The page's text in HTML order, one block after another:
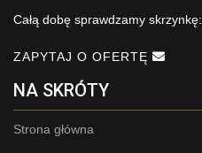
Całą dobę sprawdzamy skrzynkę:
ZAPYTAJ O OFERTĘ
NA SKRÓTY
Strona główna